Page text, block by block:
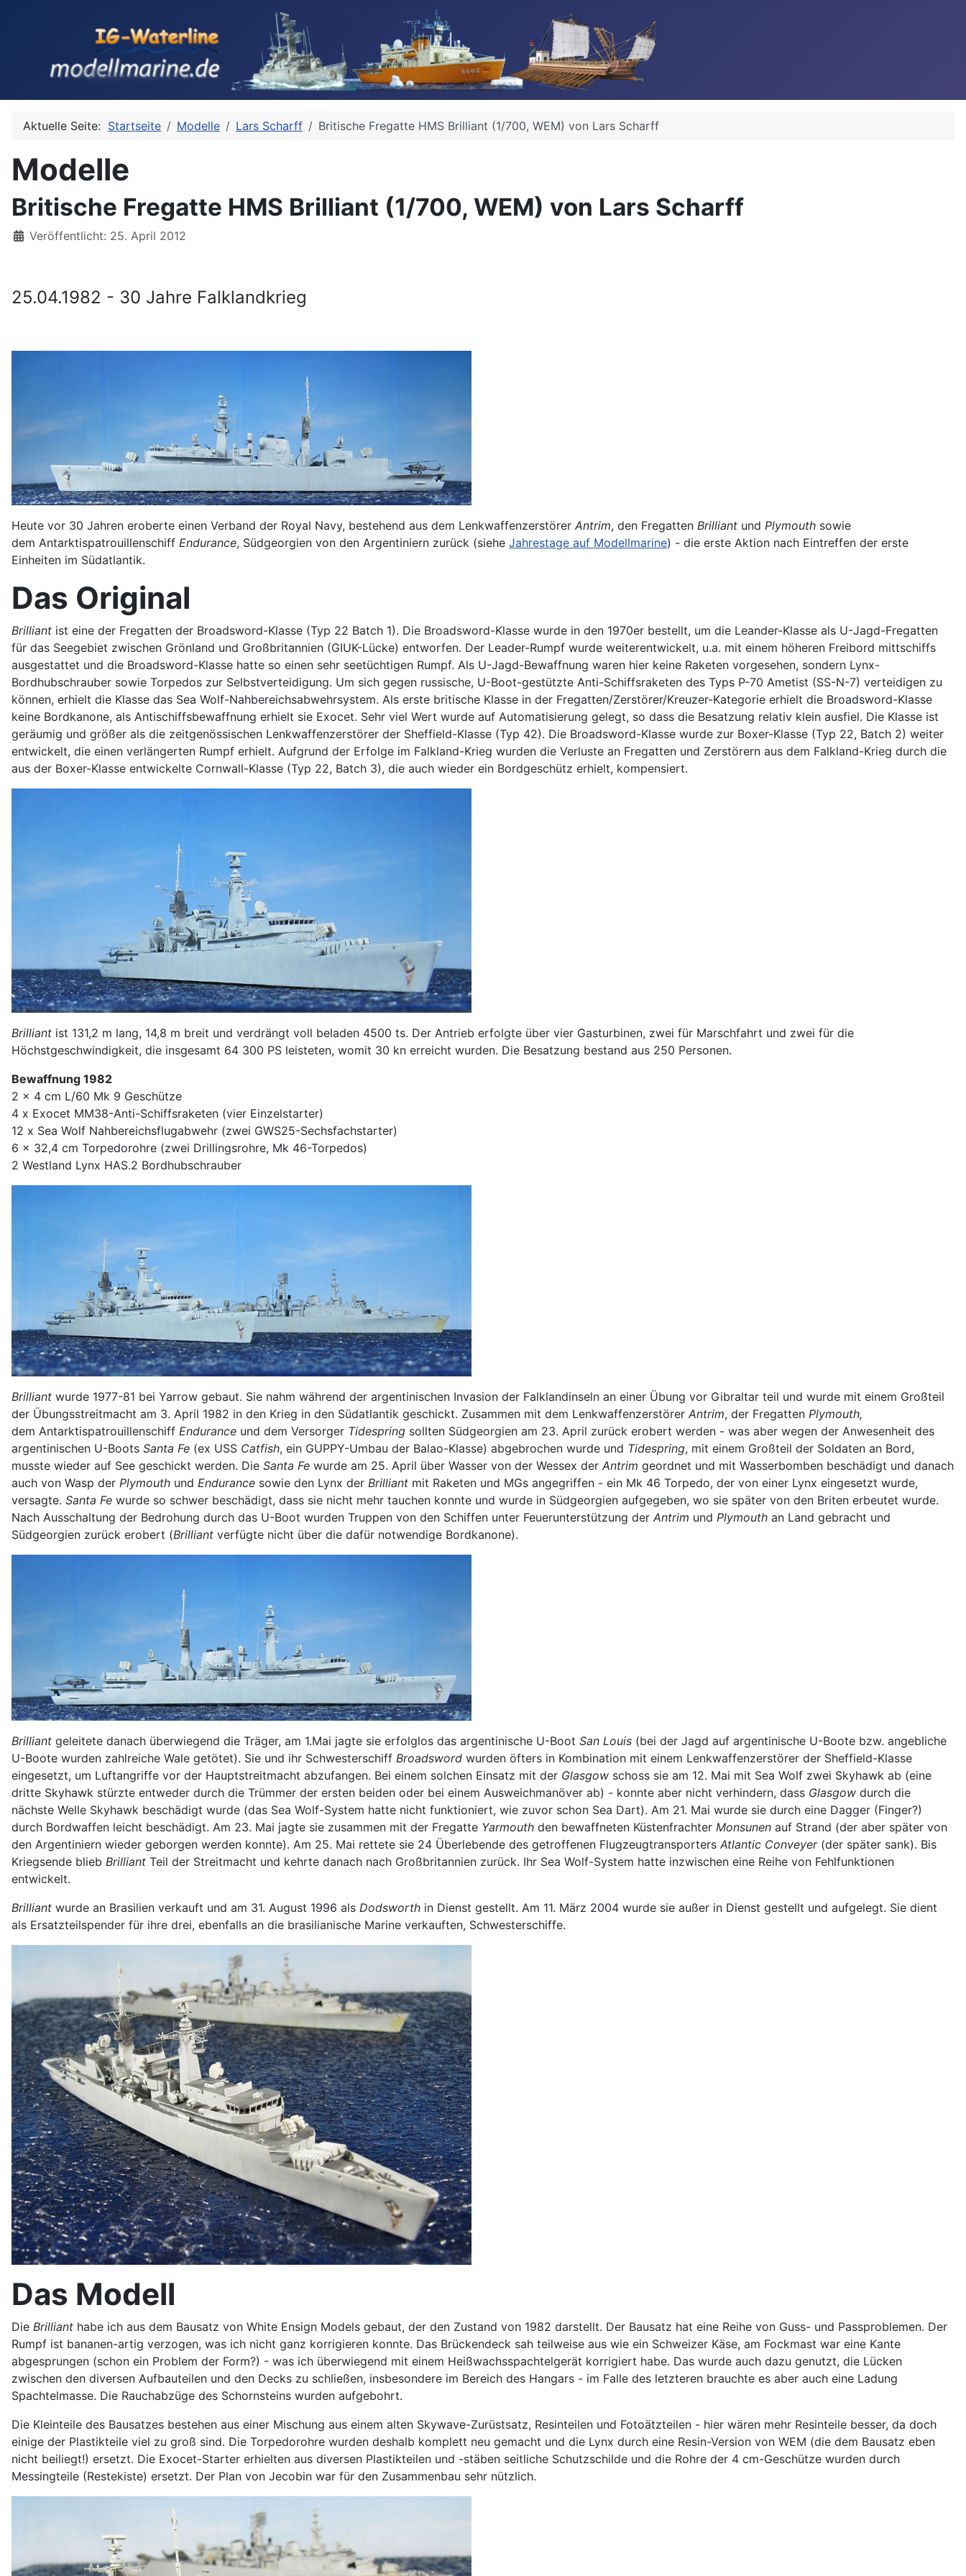
Aktuelle Seite: Startseite Modelle Lars Scharff Britische Fregatte HMS Brilliant (1/700, WEM) von Lars Scharff
Modelle
Britische Fregatte HMS Brilliant (1/700, WEM) von Lars Scharff
Details
Veröffentlicht: 25. April 2012
25.04.1982 - 30 Jahre Falklandkrieg
Heute vor 30 Jahren eroberte einen Verband der Royal Navy, bestehend aus dem Lenkwaffenzerstörer Antrim, den Fregatten Brilliant und Plymouth sowie
dem Antarktispatrouillenschiff Endurance, Südgeorgien von den Argentiniern zurück (siehe Jahrestage auf Modellmarine) - die erste Aktion nach Eintreffen der erste
Einheiten im Südatlantik.
Das Original
Brilliant ist eine der Fregatten der Broadsword-Klasse (Typ 22 Batch 1). Die Broadsword-Klasse wurde in den 1970er bestellt, um die Leander-Klasse als U-Jagd-Fregatten
für das Seegebiet zwischen Grönland und Großbritannien (GIUK-Lücke) entworfen. Der Leader-Rumpf wurde weiterentwickelt, u.a. mit einem höheren Freibord mittschiffs
ausgestattet und die Broadsword-Klasse hatte so einen sehr seetüchtigen Rumpf. Als U-Jagd-Bewaffnung waren hier keine Raketen vorgesehen, sondern Lynx-
Bordhubschrauber sowie Torpedos zur Selbstverteidigung. Um sich gegen russische, U-Boot-gestützte Anti-Schiffsraketen des Typs P-70 Ametist (SS-N-7) verteidigen zu
können, erhielt die Klasse das Sea Wolf-Nahbereichsabwehrsystem. Als erste britische Klasse in der Fregatten/Zerstörer/Kreuzer-Kategorie erhielt die Broadsword-Klasse
keine Bordkanone, als Antischiffsbewaffnung erhielt sie Exocet. Sehr viel Wert wurde auf Automatisierung gelegt, so dass die Besatzung relativ klein ausfiel. Die Klasse ist
geräumig und größer als die zeitgenössischen Lenkwaffenzerstörer der Sheffield-Klasse (Typ 42). Die Broadsword-Klasse wurde zur Boxer-Klasse (Typ 22, Batch 2) weiter
entwickelt, die einen verlängerten Rumpf erhielt. Aufgrund der Erfolge im Falkland-Krieg wurden die Verluste an Fregatten und Zerstörern aus dem Falkland-Krieg durch die
aus der Boxer-Klasse entwickelte Cornwall-Klasse (Typ 22, Batch 3), die auch wieder ein Bordgeschütz erhielt, kompensiert.
Brilliant ist 131,2 m lang, 14,8 m breit und verdrängt voll beladen 4500 ts. Der Antrieb erfolgte über vier Gasturbinen, zwei für Marschfahrt und zwei für die
Höchstgeschwindigkeit, die insgesamt 64 300 PS leisteten, womit 30 kn erreicht wurden. Die Besatzung bestand aus 250 Personen.
Bewaffnung 1982
2 x 4 cm L/60 Mk 9 Geschütze
4 x Exocet MM38-Anti-Schiffsraketen (vier Einzelstarter)
12 x Sea Wolf Nahbereichsflugabwehr (zwei GWS25-Sechsfachstarter)
6 x 32,4 cm Torpedorohre (zwei Drillingsrohre, Mk 46-Torpedos)
2 Westland Lynx HAS.2 Bordhubschrauber
Brilliant wurde 1977-81 bei Yarrow gebaut. Sie nahm während der argentinischen Invasion der Falklandinseln an einer Übung vor Gibraltar teil und wurde mit einem Großteil
der Übungsstreitmacht am 3. April 1982 in den Krieg in den Südatlantik geschickt. Zusammen mit dem Lenkwaffenzerstörer Antrim, der Fregatten Plymouth,
dem Antarktispatrouillenschiff Endurance und dem Versorger Tidespring sollten Südgeorgien am 23. April zurück erobert werden - was aber wegen der Anwesenheit des
argentinischen U-Boots Santa Fe (ex USS Catfish, ein GUPPY-Umbau der Balao-Klasse) abgebrochen wurde und Tidespring, mit einem Großteil der Soldaten an Bord,
musste wieder auf See geschickt werden. Die Santa Fe wurde am 25. April über Wasser von der Wessex der Antrim geordnet und mit Wasserbomben beschädigt und danach
auch von Wasp der Plymouth und Endurance sowie den Lynx der Brilliant mit Raketen und MGs angegriffen - ein Mk 46 Torpedo, der von einer Lynx eingesetzt wurde,
versagte. Santa Fe wurde so schwer beschädigt, dass sie nicht mehr tauchen konnte und wurde in Südgeorgien aufgegeben, wo sie später von den Briten erbeutet wurde.
Nach Ausschaltung der Bedrohung durch das U-Boot wurden Truppen von den Schiffen unter Feuerunterstützung der Antrim und Plymouth an Land gebracht und
Südgeorgien zurück erobert (Brilliant verfügte nicht über die dafür notwendige Bordkanone).
Brilliant geleitete danach überwiegend die Träger, am 1.Mai jagte sie erfolglos das argentinische U-Boot San Louis (bei der Jagd auf argentinische U-Boote bzw. angebliche
U-Boote wurden zahlreiche Wale getötet). Sie und ihr Schwesterschiff Broadsword wurden öfters in Kombination mit einem Lenkwaffenzerstörer der Sheffield-Klasse
eingesetzt, um Luftangriffe vor der Hauptstreitmacht abzufangen. Bei einem solchen Einsatz mit der Glasgow schoss sie am 12. Mai mit Sea Wolf zwei Skyhawk ab (eine
dritte Skyhawk stürzte entweder durch die Trümmer der ersten beiden oder bei einem Ausweichmanöver ab) - konnte aber nicht verhindern, dass Glasgow durch die
nächste Welle Skyhawk beschädigt wurde (das Sea Wolf-System hatte nicht funktioniert, wie zuvor schon Sea Dart). Am 21. Mai wurde sie durch eine Dagger (Finger?)
durch Bordwaffen leicht beschädigt. Am 23. Mai jagte sie zusammen mit der Fregatte Yarmouth den bewaffneten Küstenfrachter Monsunen auf Strand (der aber später von
den Argentiniern wieder geborgen werden konnte). Am 25. Mai rettete sie 24 Überlebende des getroffenen Flugzeugtransporters Atlantic Conveyer(der später sank). Bis
Kriegsende blieb Brilliant Teil der Streitmacht und kehrte danach nach Großbritannien zurück. Ihr Sea Wolf-System hatte inzwischen eine Reihe von Fehlfunktionen
entwickelt.
Brilliant wurde an Brasilien verkauft und am 31. August 1996 als Dodsworth in Dienst gestellt. Am 11. März 2004 wurde sie außer in Dienst gestellt und aufgelegt. Sie dient
als Ersatzteilspender für ihre drei, ebenfalls an die brasilianische Marine verkauften, Schwesterschiffe.
Das Modell
Die Brilliant habe ich aus dem Bausatz von White Ensign Models gebaut, der den Zustand von 1982 darstellt. Der Bausatz hat eine Reihe von Guss- und Passproblemen. Der
Rumpf ist bananen-artig verzogen, was ich nicht ganz korrigieren konnte. Das Brückendeck sah teilweise aus wie ein Schweizer Käse, am Fockmast war eine Kante
abgesprungen (schon ein Problem der Form?) - was ich überwiegend mit einem Heißwachsspachtelgerät korrigiert habe. Das wurde auch dazu genutzt, die Lücken
zwischen den diversen Aufbauteilen und den Decks zu schließen, insbesondere im Bereich des Hangars - im Falle des letzteren brauchte es aber auch eine Ladung
Spachtelmasse. Die Rauchabzüge des Schornsteins wurden aufgebohrt.
Die Kleinteile des Bausatzes bestehen aus einer Mischung aus einem alten Skywave-Zurüstsatz, Resinteilen und Fotoätzteilen - hier wären mehr Resinteile besser, da doch
einige der Plastikteile viel zu groß sind. Die Torpedorohre wurden deshalb komplett neu gemacht und die Lynx durch eine Resin-Version von WEM (die dem Bausatz eben
nicht beiliegt!) ersetzt. Die Exocet-Starter erhielten aus diversen Plastikteilen und -stäben seitliche Schutzschilde und die Rohre der 4 cm-Geschütze wurden durch
Messingteile (Restekiste) ersetzt. Der Plan von Jecobin war für den Zusammenbau sehr nützlich.